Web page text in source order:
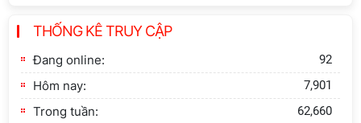
Đảng Cộng sản Trung Quốc và Đảng
Cộng sản Việt Nam trong lãnh đạo
sự nghiệp xây dựng chủ nghĩa xã hội
Hội nghị Lãnh đạo Viện Hàn lâm
Khoa học xã hội Việt Nam làm việc
THỐNG KÊ TRUY CẬP
Đang online: 92
Hôm nay: 7,901
Trong tuần: 62,660